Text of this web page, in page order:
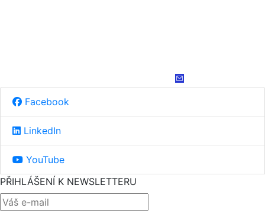
Facebook
LinkedIn
YouTube
PŘIHLÁŠENÍ K NEWSLETTERU